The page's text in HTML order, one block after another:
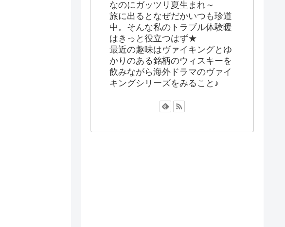
なのにガッツリ夏生まれ～
旅に出るとなぜだかいつも珍道
中。そんな私のトラブル体験暖
はきっと役立つはず★
最近の趣味はヴァイキングとゆ
かりのある銘柄のウィスキーを
飲みながら海外ドラマのヴァイ
キングシリーズをみること♪